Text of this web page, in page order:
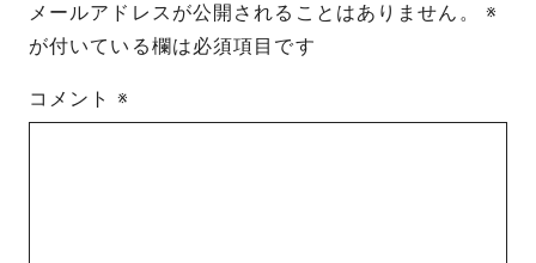
メールアドレスが公開されることはありません。
※
が付いている欄は必須項目です
コメント ※